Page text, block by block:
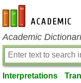
en-academic.com
Academic
Interpretations